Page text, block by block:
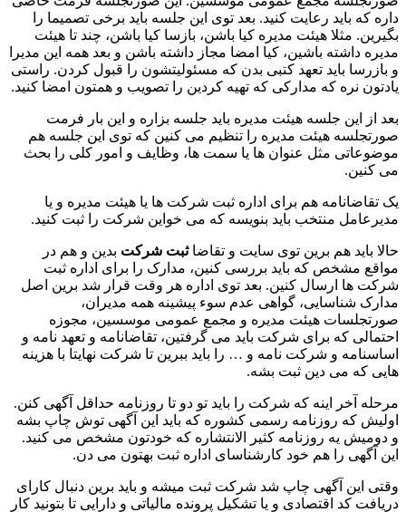
داره که باید رعایت کنید. بعد توی این جلسه باید برخی تصمیما را
بگیرین. مثلا هیئت مدیره کیا باشن، بازسا کیا باشن، چند تا هیئت
مدیره داشته باشین، کیا امضا مجاز داشته باشن و بعد همه این مدیرا
و بازرسا باید تعهد کتبی بدن که مسئولیتشون را قبول کردن. راستی
یادتون نره که مدارکی که تهیه کردین را تصویب و همتون امضا کنید.
بعد از این جلسه هیئت مدیره باید جلسه بزاره و این بار فرمت
صورتجلسه هیئت مدیره را تنظیم می کنین که توی این جلسه هم
موضوعاتی مثل عنوان ها یا سمت ها، وظایف و امور کلی را بحث
می کنین.
یک تقاضانامه هم برای اداره ثبت شرکت ها یا هیئت مدیره و یا
مدیرعامل منتخب باید بنویسه که می خواین شرکت را ثبت کنید.
حالا باید هم برین توی سایت و تقاضاثبت شرکت بدین و هم در
مواقع مشخص که باید بررسی کنین، مدارک را برای اداره ثبت
شرکت ها ارسال کنین. بعد توی اداره هر وقت قرار شد برین اصل
مدارک شناسایی، گواهی عدم سوء پیشینه همه مدیران،
صورتجلسات هیئت مدیره و مجمع عمومی موسسین، مجوزه
احتمالی که برای شرکت باید می گرفتین، تقاضانامه و تعهد نامه و
اساسنامه و شرکت نامه و … را باید ببرین تا شرکت نهایتا با هزینه
هایی که می دین ثبت بشه.
مرحله آخر اینه که شرکت را باید تو دو تا روزنامه حداقل آگهی کنن.
اولیش که روزنامه رسمی کشوره که باید این آگهی توش چاپ بشه
و دومیش یه روزنامه کثیر الانتشاره که خودتون مشخص می کنید.
این آگهی را هم خود کارشناسای اداره ثبت بهتون می دن.
وقتی این آگهی چاپ شد شرکت ثبت میشه و باید برین دنبال کارای
دریافت کد اقتصادی و یا تشکیل پرونده مالیاتی و دارایی تا بتونید کار